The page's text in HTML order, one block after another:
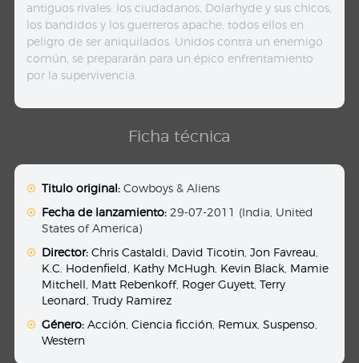
antiguos rivales: los ciudadanos, Dolarhyde y sus chicos,
los bandidos y los guerreros apache, todos ellos en
peligro de ser aniquilados. Unidos contra un enemigo
común, se prepararán para un épico enfrentamiento
por la supervivencia.
Ficha técnica
Titulo original: Cowboys & Aliens
Fecha de lanzamiento: 29-07-2011 (India, United
States of America)
Director: Chris Castaldi David Ticotin ,Jon Favreau
K.C. Hodenfield Kathy McHugh Kevin Black Mamie
Mitchell Matt Rebenkoff, Roger Guyett ,Terry
Leonard ,Trudy Ramirez
Género: Acción ,Ciencia ficción Remux ,Suspenso
Western